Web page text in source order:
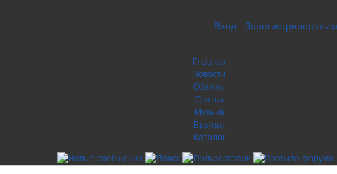
Вход Зарегистрироваться
Главная
Новости
Обзоры
Статьи
Музыка
Бренды
Каталог